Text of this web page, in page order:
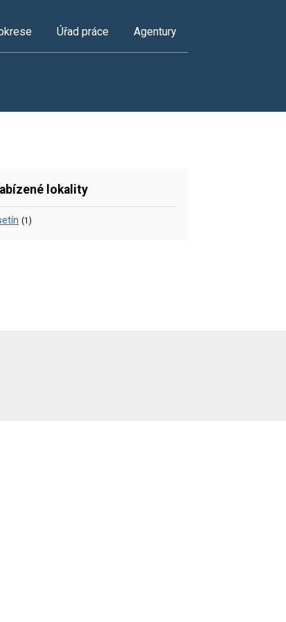
Úřad práce Agentury
lokality
(1)